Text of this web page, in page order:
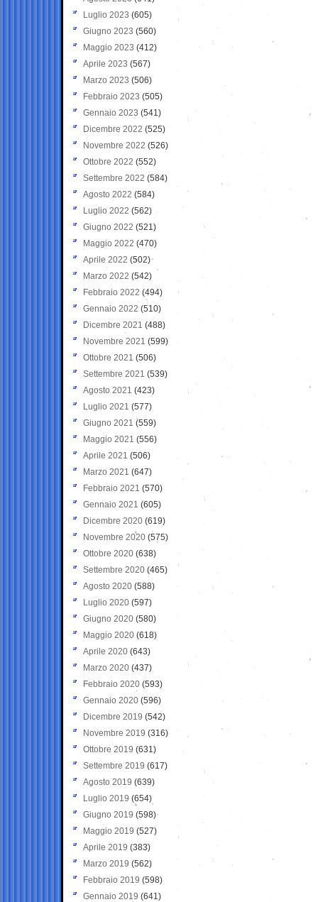
Luglio 2023 (605)
Giugno 2023 (560)
Maggio 2023 (412)
Aprile 2023 (567)
Marzo 2023 (506)
Febbraio 2023 (505)
Gennaio 2023 (541)
Dicembre 2022 (525)
Novembre 2022 (526)
Ottobre 2022 (552)
Settembre 2022 (584)
Agosto 2022 (584)
Luglio 2022 (562)
Giugno 2022 (521)
Maggio 2022 (470)
Aprile 2022 (502)
Marzo 2022 (542)
Febbraio 2022 (494)
Gennaio 2022 (510)
Dicembre 2021 (488)
Novembre 2021 (599)
Ottobre 2021 (506)
Settembre 2021 (539)
Agosto 2021 (423)
Luglio 2021 (577)
Giugno 2021(559)
Maggio 2021 (556)
Aprile 2021 (506)
Marzo 2021 (647)
Febbraio 2021 (570)
Gennaio 2021 (605)
Dicembre 2020 (619)
Novembre 2020 (575)
Ottobre 2020 (638)
Settembre 2020(465)
Agosto 2020 (588)
Luglio 2020 (597)
Giugno 2020 (580)
Maggio 2020 (618)
Aprile 2020 (643)
Marzo 2020 (437)
Febbraio 2020 (593)
Gennaio 2020 (596)
Dicembre 2019 (542)
Novembre 2019 (316)
Ottobre 2019 (631)
Settembre 2019 (617)
Agosto 2019 (639)
Luglio 2019 (654)
Giugno 2019 (598)
Maggio 2019 (527)
Aprile 2019 (383)
Marzo 2019 (562)
Febbraio 2019 (598)
Gennaio 2019 (641)